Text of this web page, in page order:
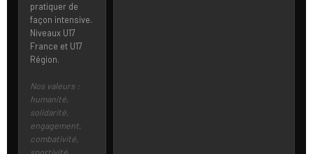
pratiquer de
façon intensive.
Niveaux U17
France et U17
Région.
Nos valeurs :
humanité,
solidarité,
engagement,
combativité,